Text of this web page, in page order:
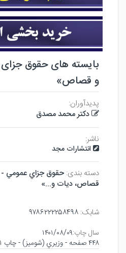
بایسته های حقوق
و قصاص»
پدیدآوران:
دکتر محمد مصدق
ناشر:
انتشارات مجد
دسته بندی: حقوق جزاي عمومي -
قصاص، ديات و...»
شابک: ۹۷۸۶۲۲۲۲۵۸۴۹۸
سال چاپ:۱۴۰۱/۰۸/۰۹
۴۴۸ صفحه - وزيري (شوميز) - چاپ ۱